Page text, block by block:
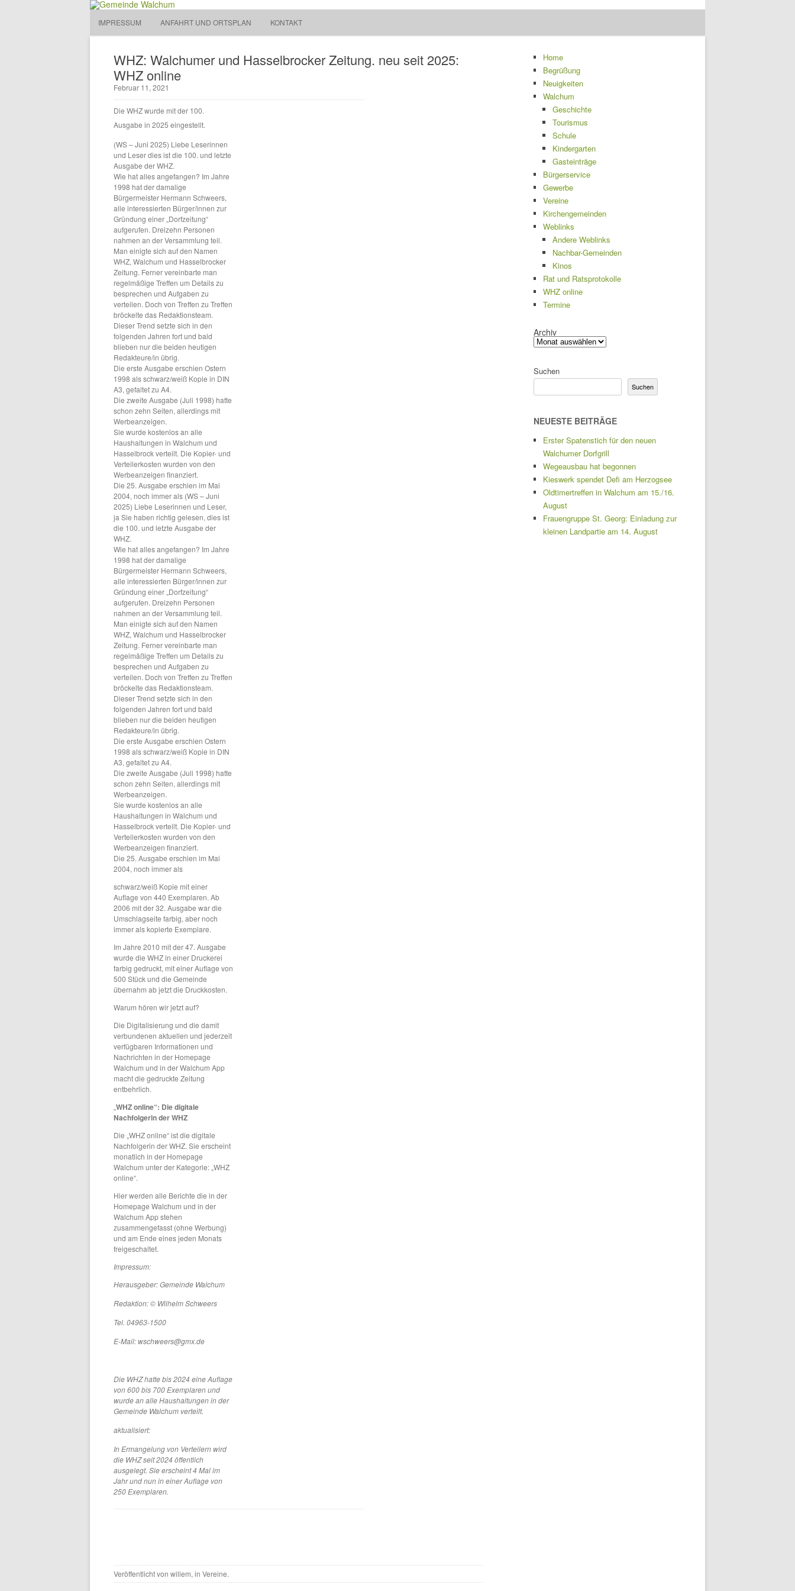
Gemeinde Walchum Gemeinde Walchum
IMPRESSUM ANFAHRT UND ORTSPLAN KONTAKT
WHZ: Walchumer und Hasselbrocker Zeitung. neu seit 2025:
WHZ online
Februar 11, 2021
Die WHZ wurde mit der 100.
Ausgabe in 2025 eingestellt.
(WS – Juni 2025) Liebe Leserinnen
und Leser dies ist die 100. und letzte
Ausgabe der WHZ.
Wie hat alles angefangen? Im Jahre
1998 hat der damalige
Bürgermeister Hermann Schweers,
alle interessierten Bürger/innen zur
Gründung einer „Dorfzeitung“
aufgerufen. Dreizehn Personen
nahmen an der Versammlung teil.
Man einigte sich auf den Namen
WHZ, Walchum und Hasselbrocker
Zeitung. Ferner vereinbarte man
regelmäßige Treffen um Details zu
besprechen und Aufgaben zu
verteilen. Doch von Treffen zu Treffen
bröckelte das Redaktionsteam.
Dieser Trend setzte sich in den
folgenden Jahren fort und bald
blieben nur die beiden heutigen
Redakteure/in übrig.
Die erste Ausgabe erschien Ostern
1998 als schwarz/weiß Kopie in DIN
A3, gefaltet zu A4.
Die zweite Ausgabe (Juli 1998) hatte
schon zehn Seiten, allerdings mit
Werbeanzeigen.
Sie wurde kostenlos an alle
Haushaltungen in Walchum und
Hasselbrock verteilt. Die Kopier- und
Verteilerkosten wurden von den
Werbeanzeigen finanziert.
Die 25. Ausgabe erschien im Mai
2004, noch immer als (WS – Juni
2025) Liebe Leserinnen und Leser,
ja Sie haben richtig gelesen, dies ist
die 100. und letzte Ausgabe der
WHZ.
Wie hat alles angefangen? Im Jahre
1998 hat der damalige
Bürgermeister Hermann Schweers,
alle interessierten Bürger/innen zur
Gründung einer „Dorfzeitung“
aufgerufen. Dreizehn Personen
nahmen an der Versammlung teil.
Man einigte sich auf den Namen
WHZ, Walchum und Hasselbrocker
Zeitung. Ferner vereinbarte man
regelmäßige Treffen um Details zu
besprechen und Aufgaben zu
verteilen. Doch von Treffen zu Treffen
bröckelte das Redaktionsteam.
Dieser Trend setzte sich in den
folgenden Jahren fort und bald
blieben nur die beiden heutigen
Redakteure/in übrig.
Die erste Ausgabe erschien Ostern
1998 als schwarz/weiß Kopie in DIN
A3, gefaltet zu A4.
Die zweite Ausgabe (Juli 1998) hatte
schon zehn Seiten, allerdings mit
Werbeanzeigen.
Sie wurde kostenlos an alle
Haushaltungen in Walchum und
Hasselbrock verteilt. Die Kopier- und
Verteilerkosten wurden von den
Werbeanzeigen finanziert.
Die 25. Ausgabe erschien im Mai
2004, noch immer als
schwarz/weiß Kopie mit einer
Auflage von 440 Exemplaren. Ab
2006 mit der 32. Ausgabe war die
Umschlagseite farbig, aber noch
immer als kopierte Exemplare.
Im Jahre 2010 mit der 47. Ausgabe
wurde die WHZ in einer Druckerei
farbig gedruckt, mit einer Auflage von
500 Stück und die Gemeinde
übernahm ab jetzt die Druckkosten.
Warum hören wir jetzt auf?
Die Digitalisierung und die damit
verbundenen aktuellen und jederzeit
verfügbaren Informationen und
Nachrichten in der Homepage
Walchum und in der Walchum App
macht die gedruckte Zeitung
entbehrlich.
WHZ online“: Die digitale
Nachfolgerin der WHZ
Die „WHZ online“ ist die digitale
Nachfolgerin der WHZ. Sie erscheint
monatlich in der Homepage
Walchum unter der Kategorie: „WHZ
online“.
Hier werden alle Berichte die in der
Homepage Walchum und in der
Walchum App stehen
zusammengefasst (ohne Werbung)
und am Ende eines jeden Monats
freigeschaltet.
Impressum:
Herausgeber: Gemeinde Walchum
Redaktion: © Wilhelm Schweers
Tel. 04963-1500
E-Mail: wschweers@gmx.de
Die WHZ hatte bis 2024 eine Auflage
von 600 bis 700 Exemplaren und
wurde an alle Haushaltungen in der
Gemeinde Walchum verteilt.
aktualisiert:
In Ermangelung von Verteilern wird
die WHZ seit 2024 öffentlich
ausgelegt. Sie erscheint 4 Mal im
Jahr und nun in einer Auflage von
250 Exemplaren.
Veröffentlicht von willem, in Vereine.
Home
Begrüßung
Neuigkeiten
Walchum
Geschichte
Tourismus
Schule
Kindergarten
Gasteinträge
Bürgerservice
Gewerbe
Vereine
Kirchengemeinden
Weblinks
Andere Weblinks
Nachbar-Gemeinden
Kinos
Rat und Ratsprotokolle
WHZ online
Termine
Archiv
Suchen
Suchen
NEUESTE BEITRÄGE
Erster Spatenstich für den neuen
Walchumer Dorfgrill
Wegeausbau hat begonnen
Kieswerk spendet Defi am Herzogsee
Oldtimertreffen in Walchum am 15./16.
August
Frauengruppe St. Georg: Einladung zur
kleinen Landpartie am 14. August